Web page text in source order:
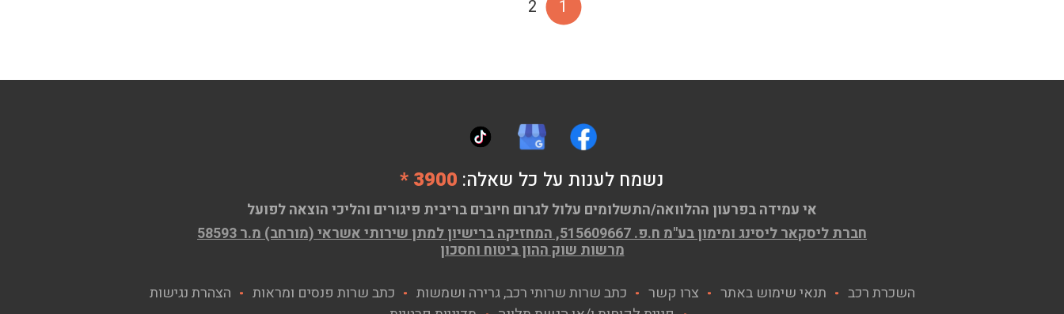
1
2
נשמח לענות על כל שאלה: 3900 *
אי עמידה בפרעון ההלוואה/התשלומים עלול לגרום חיובים בריבית פיגורים והליכי הוצאה לפועל
חברת ליסקאר ליסינג ומימון בע"מ ח.פ. 515609667, המחזיקה ברישיון למתן שירותי אשראי (מורחב) מ.ר 58593
מרשות שוק ההון ביטוח וחסכון
השכרת רכב
תנאי שימוש באתר צרו קשר כתב שרות שרותי רכב, גרירה ושמשות כתב שרות פנסים ומראות
הצהרת נגישות